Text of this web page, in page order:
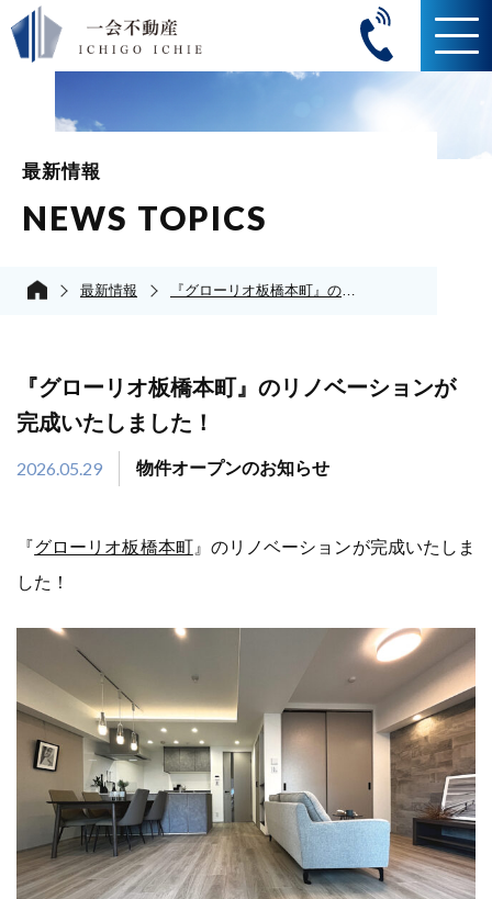
最新情報
NEWS TOPICS
最新情報 『グローリオ板橋本町』のリノベーションが完成いたしました！
『グローリオ板橋本町』のリノベーションが
完成いたしました！
2026.05.29 物件オープンのお知らせ
『グローリオ板橋本町』のリノベーションが完成いたしま
した！